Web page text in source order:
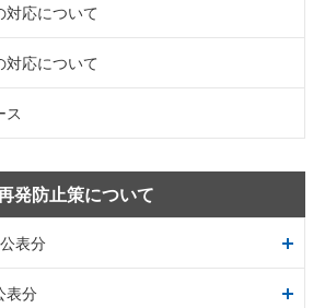
対応について
対応について
ス
発防止策について
表分
表分